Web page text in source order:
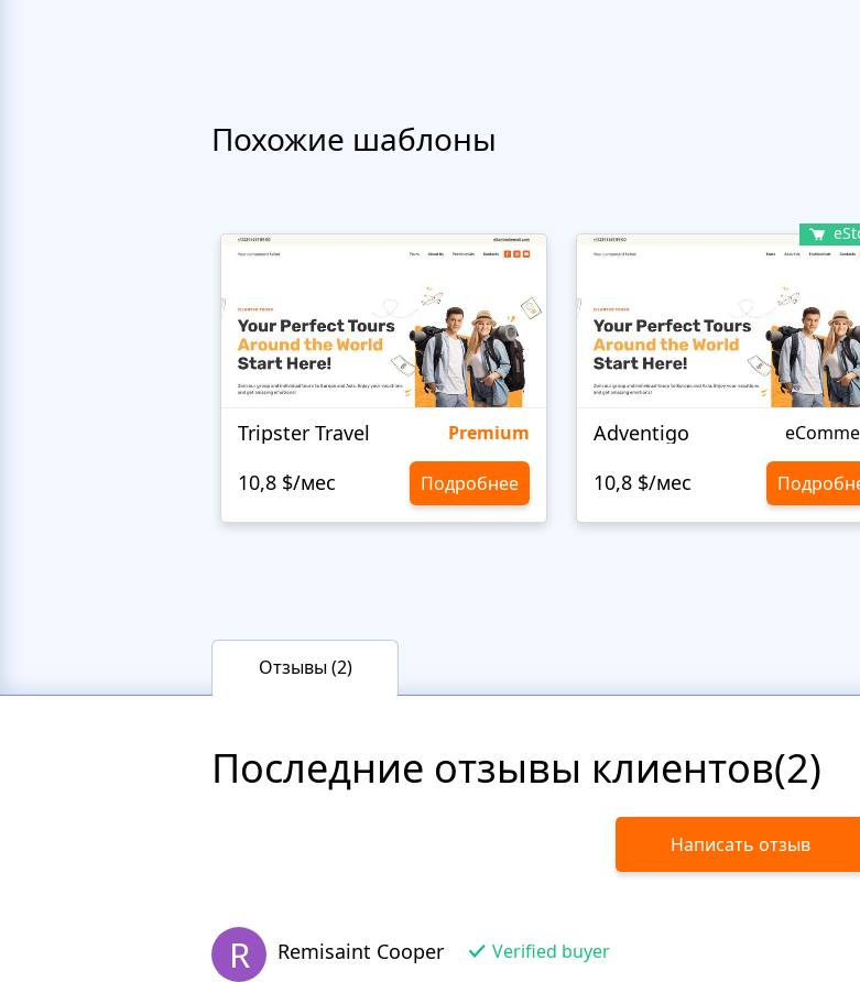
Похожие шаблоны
Tripster Travel Premium
10,8 $/мес Подробнее
Adventigo
10,8 $/мес
Отзывы (2)
Последние отзывы клиентов(2)
Написать отзыв
R Remisaint Cooper Verified buyer